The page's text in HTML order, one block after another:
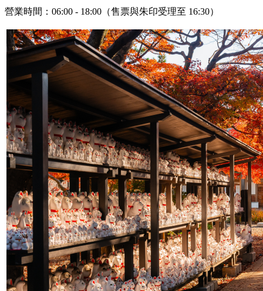
營業時間：06:00 - 18:00（售票與朱印受理至 16:30）